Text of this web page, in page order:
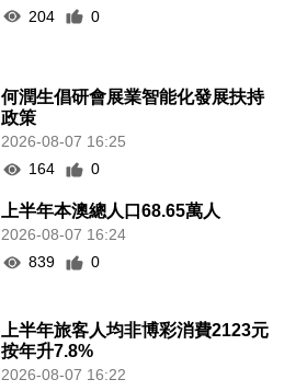
204
0
何潤生倡研會展業智能化發展扶持
政策
2026-08-07 16:25
164
0
上半年本澳總人口68.65萬人
2026-08-07 16:24
839
0
上半年旅客人均非博彩消費2123元
按年升7.8%
2026-08-07 16:22